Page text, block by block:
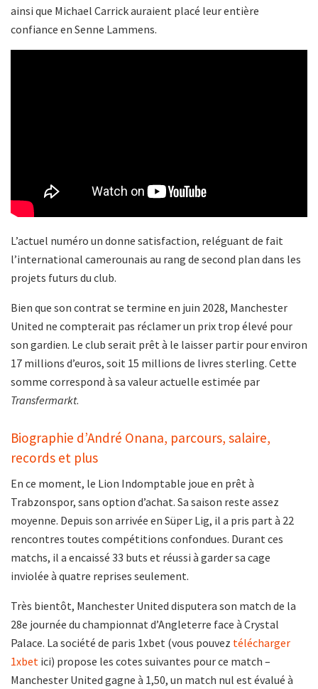
ainsi que Michael Carrick auraient placé leur entière
confiance en Senne Lammens.
L’actuel numéro un donne satisfaction, reléguant de fait
l’international camerounais au rang de second plan dans les
projets futurs du club.
Bien que son contrat se termine en juin 2028, Manchester
United ne compterait pas réclamer un prix trop élevé pour
son gardien. Le club serait prêt à le laisser partir pour environ
17 millions d’euros, soit 15 millions de livres sterling. Cette
somme correspond à sa valeur actuelle estimée par
Transfermarkt.
Biographie d’André Onana, parcours, salaire,
records et plus
En ce moment, le Lion Indomptable joue en prêt à
Trabzonspor, sans option d’achat. Sa saison reste assez
moyenne. Depuis son arrivée en Süper Lig, il a pris part à 22
rencontres toutes compétitions confondues. Durant ces
matchs, il a encaissé 33 buts et réussi à garder sa cage
inviolée à quatre reprises seulement.
Très bientôt, Manchester United disputera son match de la
28e journée du championnat d’Angleterre face à Crystal
Palace. La société de paris 1xbet (vous pouvez télécharger
1xbet ici) propose les cotes suivantes pour ce match –
Manchester United gagne à 1,50, un match nul est évalué à